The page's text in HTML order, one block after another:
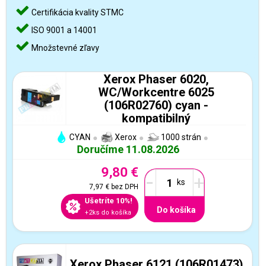
Certifikácia kvality STMC
ISO 9001 a 14001
Množstevné zľavy
Xerox Phaser 6020,
WC/Workcentre 6025
(106R02760) cyan -
kompatibilný
CYAN Xerox 1000 strán
Doručíme 11.08.2026
9,80 €
7,97 €bez DPH
Ušetríte 10%!
+2ks do košíka
- +
Do košíka